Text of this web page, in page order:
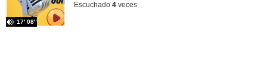
17′ 08″
Escuchado 4veces